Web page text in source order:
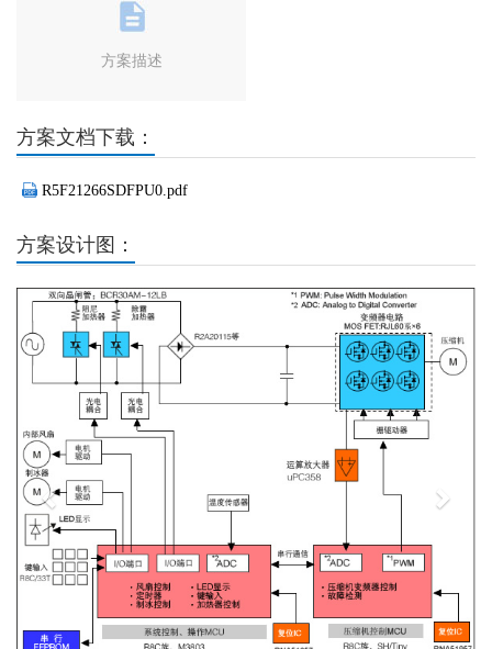
方案描述
方案文档下载：
R5F21266SDFPU0.pdf
方案设计图：
Previous